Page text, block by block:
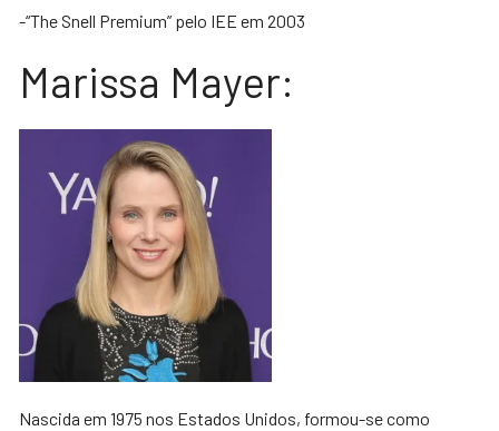
-“The Snell Premium” pelo IEE em 2003
Marissa Mayer:
Nascida em 1975 nos Estados Unidos, formou-se como